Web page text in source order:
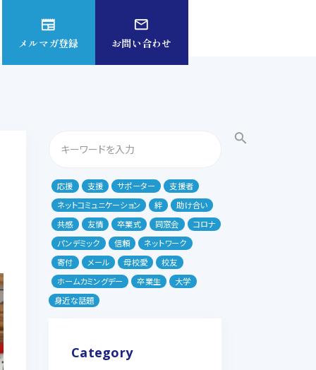
newspaper
メルマガ登録
mail_outline
お問い合わせ
search
応援 支援 サポーター
支援者
ネットコミュニケーション
絆
助け合い
共感
友情 卒業式 同窓会
コロナ
パンデミック
信頼
ネットワーク
寄付
メール 母校愛
校友
ホームカミングデー
卒業生
大学
身近な話題
Category